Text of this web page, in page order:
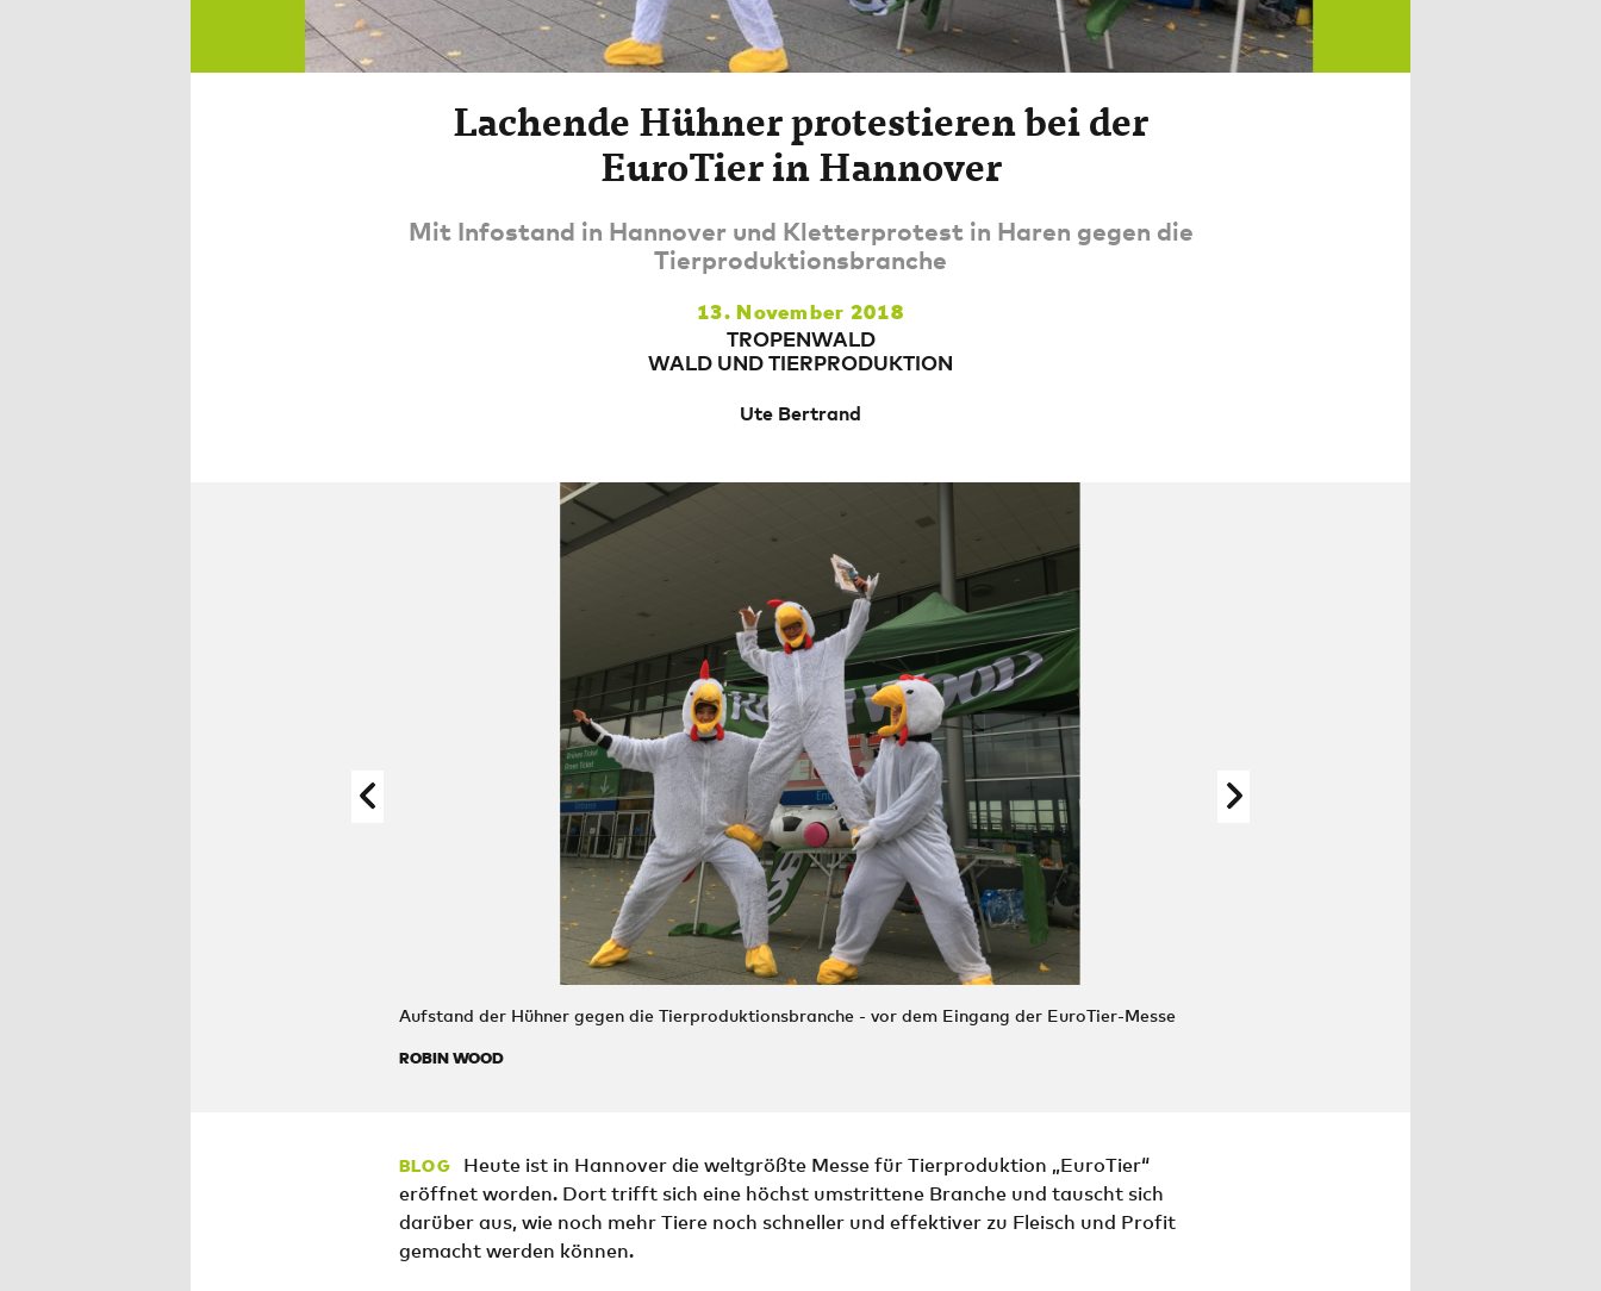
Lachende Hühner protestieren bei der
EuroTier in Hannover
Mit Infostand in Hannover und Kletterprotest in Haren gegen die
Tierproduktionsbranche
13. November 2018
TROPENWALD
WALD UND TIERPRODUKTION
Ute Bertrand
Aufstand der Hühner gegen die Tierproduktionsbranche - vor dem Eingang der EuroTier-Messe
ROBIN WOOD
BLOG
Heute ist in Hannover die weltgrößte Messe für Tierproduktion „EuroTier“
eröffnet worden. Dort trifft sich eine höchst umstrittene Branche und tauscht sich
darüber aus, wie noch mehr Tiere noch schneller und effektiver zu Fleisch und Profit
gemacht werden können.